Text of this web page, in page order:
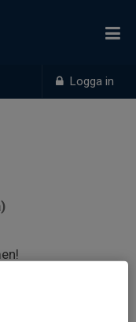
Logga in
(Se karta).